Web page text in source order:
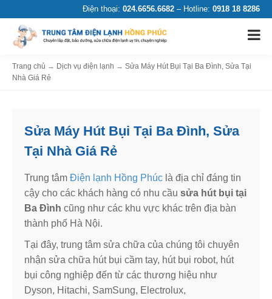
Điện thoại: 024.6656.6682 – Hotline: 0918 18 8286
Trang chủ → Dịch vụ điện lạnh → Sửa Máy Hút Bụi Tại Ba Đình, Sửa Tại
Nhà Giá Rẻ
Sửa Máy Hút Bụi Tại Ba Đình, Sửa
Tại Nhà Giá Rẻ
Trung tâm Điện lạnh Hồng Phúc là địa chỉ đáng tin
cậy cho các khách hàng có nhu cầu sửa hút bụi tại
Ba Đình cũng như các khu vực khác trên địa bàn
thành phố Hà Nội.
Tại đây, trung tâm sửa chữa của chúng tôi chuyên
nhận sửa chữa hút bụi cầm tay, hút bụi robot, hút
bụi công nghiệp đến từ các thương hiệu như
Dyson, Hitachi, SamSung, Electrolux,